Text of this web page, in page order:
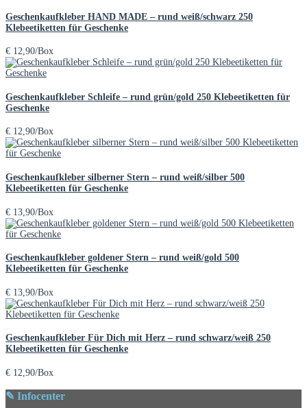
Geschenkaufkleber HAND MADE – rund weiß/schwarz 250
Klebeetiketten für Geschenke
€ 12,90/Box
Geschenkaufkleber Schleife – rund grün/gold 250 Klebeetiketten für
Geschenke
€ 12,90/Box
Geschenkaufkleber silberner Stern – rund weiß/silber 500
Klebeetiketten für Geschenke
€ 13,90/Box
Geschenkaufkleber goldener Stern – rund weiß/gold 500
Klebeetiketten für Geschenke
€ 13,90/Box
Geschenkaufkleber Für Dich mit Herz – rund schwarz/weiß 250
Klebeetiketten für Geschenke
€ 12,90/Box
✎ Infocenter